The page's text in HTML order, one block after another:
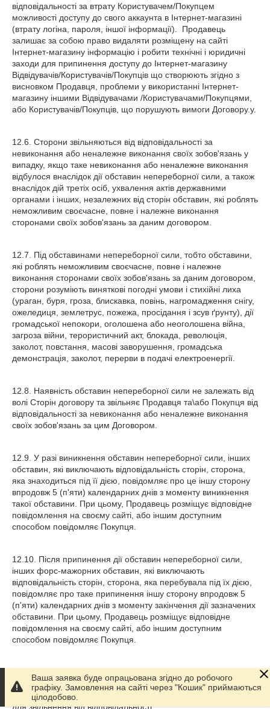
відповідальності за втрату Користувачем/Покупцем
можливості доступу до свого аккаунта в Інтернет-магазині
(втрату логіна, пароля, іншої інформації). Продавець
залишає за собою право видаляти розміщену на сайті
Інтернет-магазину інформацію і робити технічні і юридичні
заходи для припинення доступу до Інтернет-магазину
Відвідувачів/Користувачів/Покупців що створюють згідно з
висновком Продавця, проблеми у використанні Інтернет-
магазину іншими Відвідувачами /Користувачами/Покупцями,
або Користувачів/Покупців, що порушують вимоги Договору.у.
12.6. Сторони звільняються від відповідальності за
невиконання або неналежне виконання своїх зобов'язань у
випадку, якщо таке невиконання або неналежне виконання
відбулося внаслідок дії обставин непереборної сили, а також
внаслідок дій третіх осіб, ухвалення актів державними
органами і інших, незалежних від сторін обставин, які роблять
неможливим своєчасне, повне і належне виконання
сторонами своїх зобов'язань за даним договором.
12.7. Під обставинами непереборної сили, тобто обставини,
які роблять неможливим своєчасне, повне і належне
виконання сторонами своїх зобов'язань за даним договором,
сторони розуміють виняткові погодні умови і стихійні лиха
(ураган, буря, гроза, блискавка, повінь, нагромадження снігу,
ожеледиця, землетрус, пожежа, просідання і зсув ґрунту), дії
громадської непокори, оголошена або неоголошена війна,
загроза війни, терористичний акт, блокада, революція,
заколот, повстання, масові заворушення, громадська
демонстрація, заколот, перерви в подачі електроенергії.
12.8. Наявність обставин непереборної сили не залежать від
волі Сторін договору та звільняє Продавця та\або Покупця від
відповідальності за невиконання або неналежне виконання
своїх зобов'язань за цим Договором.
12.9. У разі виникнення обставин непереборної сили, інших
обставин, які виключають відповідальність сторін, сторона,
яка знаходиться під її дією, повідомляє про це іншу сторону
впродовж 5 (п'яти) календарних днів з моменту виникнення
такої обставини. При цьому, Продавець розміщує відповідне
повідомлення на своєму сайті, або іншим доступним
способом повідомляє Покупця.
12.10. Після припинення дії обставин непереборної сили,
інших форс-мажорних обставин, які виключають
відповідальність сторін, сторона, яка перебувала під їх дією,
повідомляє про таке припинення іншу сторону впродовж 5
(п'яти) календарних днів з моменту закінчення дії зазначених
обставини. При цьому, Продавець розміщує відповідне
повідомлення на своєму сайті, або іншим доступним
способом повідомляє Покупця.
форс-мажорної обставини, вимог п. 12.7. Договору, вона
втрачає право посилатися на таку обставину, як на підставу
для звільнення від відповідальності.
Ваша заявка буде опрацьована згідно до робочого
графіку. Замовлення на сайті через "Кошик" приймаються
цілодобово.